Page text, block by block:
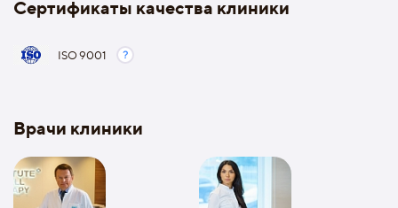
Сертификаты качества клиники
ISO 9001
Врачи клиники